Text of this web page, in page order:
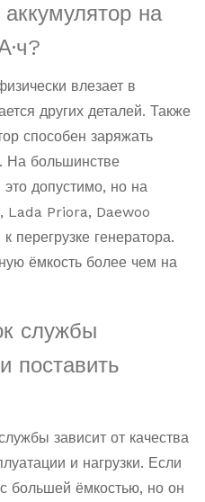
на
влезает в
других деталей. Также
способен заряжать
На большинстве
допустимо, но на
Lada Priora, Daewoo
перегрузке генератора.
ёмкость более чем на
службы
поставить
зависит от качества
и нагрузки. Если
большей ёмкостью, но он